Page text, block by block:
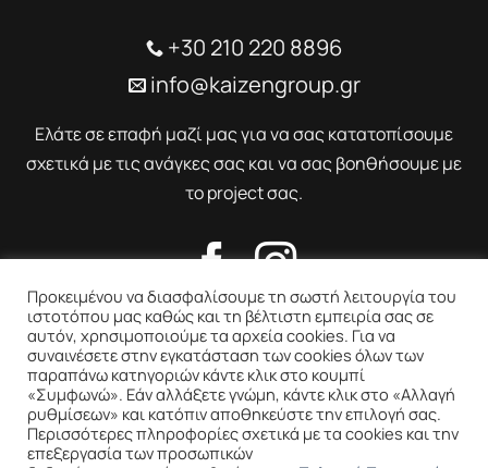
+30 210 220 8896
info@kaizengroup.gr
Ελάτε σε επαφή μαζί μας για να σας κατατοπίσουμε
σχετικά με τις ανάγκες σας και να σας βοηθήσουμε με
το project σας.
Προκειμένου να διασφαλίσουμε τη σωστή λειτουργία του
ιστοτόπου μας καθώς και τη βέλτιστη εμπειρία σας σε
αυτόν, χρησιμοποιούμε τα αρχεία cookies. Για να
συναινέσετε στην εγκατάσταση των cookies όλων των
παραπάνω κατηγοριών κάντε κλικ στο κουμπί
«Συμφωνώ». Εάν αλλάξετε γνώμη, κάντε κλικ στο «Αλλαγή
ρυθμίσεων» και κατόπιν αποθηκεύστε την επιλογή σας.
Περισσότερες πληροφορίες σχετικά με τα cookies και την
επεξεργασία των προσωπικών